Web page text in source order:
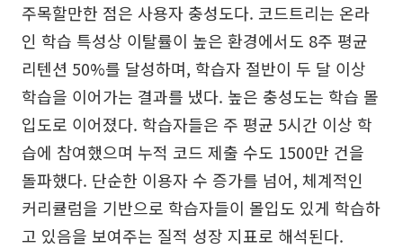
주목할만한 점은 사용자 충성도다. 코드트리는 온라
인 학습 특성상 이탈률이 높은 환경에서도 8주 평균
리텐션 50%를 달성하며, 학습자 절반이 두 달 이상
학습을 이어가는 결과를 냈다. 높은 충성도는 학습 몰
입도로 이어졌다. 학습자들은 주 평균 5시간 이상 학
습에 참여했으며 누적 코드 제출 수도 1500만 건을
돌파했다. 단순한 이용자 수 증가를 넘어, 체계적인
커리큘럼을 기반으로 학습자들이 몰입도 있게 학습하
고 있음을 보여주는 질적 성장 지표로 해석된다.